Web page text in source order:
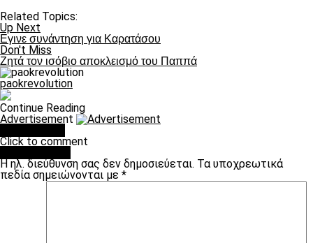
Related Topics:
Up Next
Εγινε συνάντηση για Καρατάσου
Don't Miss
Ζητά τον ισόβιο αποκλεισμό του Παππά
paokrevolution
Continue Reading
Advertisement
Click to comment
Η ηλ. διεύθυνση σας δεν δημοσιεύεται. Τα υποχρεωτικά
πεδία σημειώνονται με *